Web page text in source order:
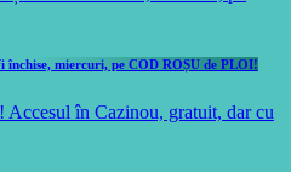
închise, miercuri, pe COD ROȘU de PLOI!